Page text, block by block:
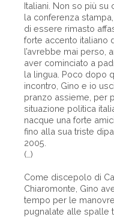
Italiani. Non so più su
la conferenza
di essere rimasto
forte accento italiano
l’avrebbe mai perso,
aver cominciato a
la lingua. Poco dopo
incontro, Gino e io
pranzo assieme, per
situazione politica
nacque una forte
fino alla sua triste
2005.
(…)
Come discepolo di
Chiaromonte, Gino
tempo per le
pugnalate alle spalle